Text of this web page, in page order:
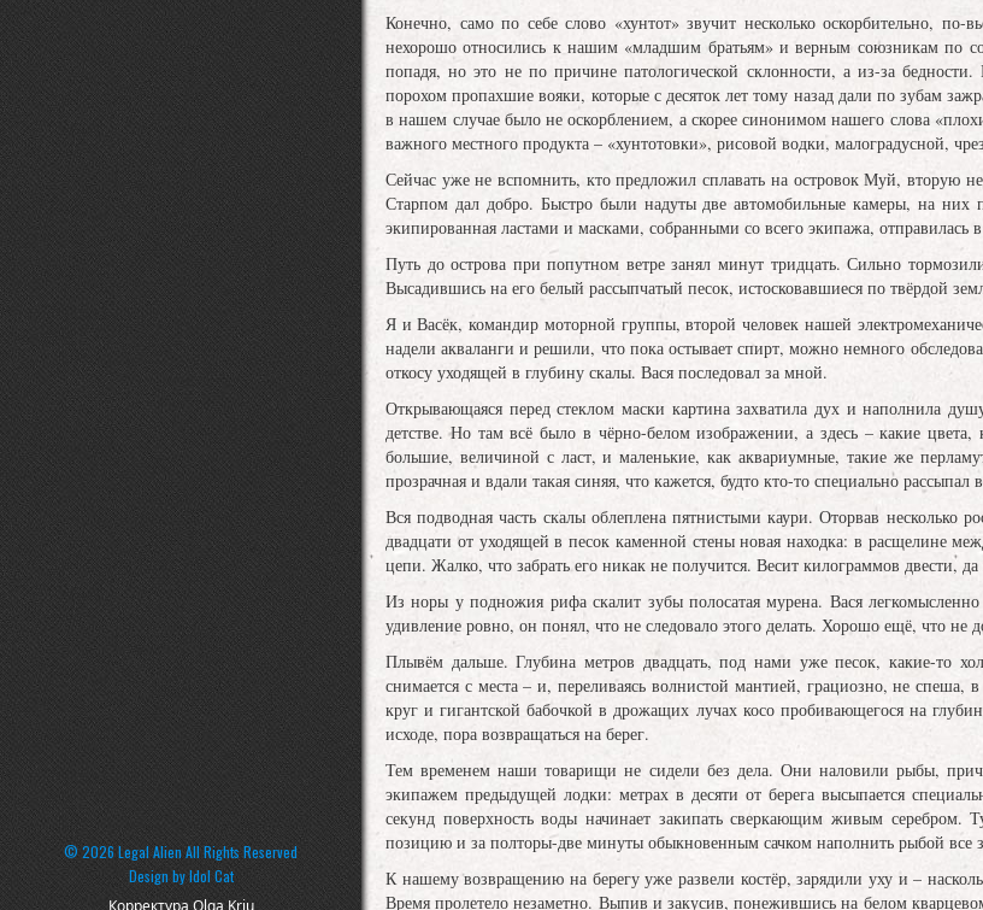
Конечно, само по себе слово «хунтот» звучит несколько оскорбительно,
нехорошо относились к нашим «младшим братьям» и верным союзникам по
попадя, но это не по причине патологической склонности, а из-за
порохом пропахшие вояки, которые с десяток лет тому назад дали по зубам
в нашем случае было не оскорблением, а скорее синонимом нашего слова
важного местного продукта – «хунтотовки», рисовой водки, малоградусной,
Сейчас уже не вспомнить, кто предложил сплавать на островок Муй, вторую
Старпом дал добро. Быстро были надуты две автомобильные камеры, на них
экипированная ластами и масками, собранными со всего экипажа, отправилась
Путь до острова при попутном ветре занял минут тридцать. Сильно
Высадившись на его белый рассыпчатый песок, истосковавшиеся по твёрдой
Я и Васёк, командир моторной группы, второй человек нашей
надели акваланги и решили, что пока остывает спирт, можно немного
откосу уходящей в глубину скалы. Вася последовал за мной.
Открывающаяся перед стеклом маски картина захватила дух и наполнила
детстве. Но там всё было в чёрно-белом изображении, а здесь – какие
большие, величиной с ласт, и маленькие, как аквариумные, такие же
прозрачная и вдали такая синяя, что кажется, будто кто-то специально рассыпал
Вся подводная часть скалы облеплена пятнистыми каури. Оторвав
двадцати от уходящей в песок каменной стены новая находка: в расщелине
цепи. Жалко, что забрать его никак не получится. Весит килограммов двести,
Из норы у подножия рифа скалит зубы полосатая мурена. Вася
удивление ровно, он понял, что не следовало этого делать. Хорошо ещё, что не
Плывём дальше. Глубина метров двадцать, под нами уже песок, какие-то
снимается с места – и, переливаясь волнистой мантией, грациозно, не спеша,
круг и гигантской бабочкой в дрожащих лучах косо пробивающегося на
исходе, пора возвращаться на берег.
Тем временем наши товарищи не сидели без дела. Они наловили рыбы,
экипажем предыдущей лодки: метрах в десяти от берега высыпается
секунд поверхность воды начинает закипать сверкающим живым серебром.
позицию и за полторы-две минуты обыкновенным сачком наполнить рыбой все
К нашему возвращению на берегу уже развели костёр, зарядили уху и –
Время пролетело незаметно. Выпив и закусив, понежившись на белом
© 2026 Legal Alien All Rights Reserved
Design byIdol Cat
Корректура Olga Kriu